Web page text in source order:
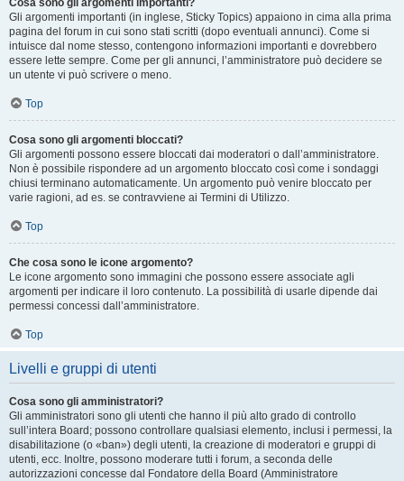
Cosa sono gli argomenti importanti?
Gli argomenti importanti (in inglese, Sticky Topics) appaiono in cima alla prima
pagina del forum in cui sono stati scritti (dopo eventuali annunci). Come si
intuisce dal nome stesso, contengono informazioni importanti e dovrebbero
essere lette sempre. Come per gli annunci, l’amministratore può decidere se
un utente vi può scrivere o meno.
Top
Cosa sono gli argomenti bloccati?
Gli argomenti possono essere bloccati dai moderatori o dall’amministratore.
Non è possibile rispondere ad un argomento bloccato così come i sondaggi
chiusi terminano automaticamente. Un argomento può venire bloccato per
varie ragioni, ad es. se contravviene ai Termini di Utilizzo.
Top
Che cosa sono le icone argomento?
Le icone argomento sono immagini che possono essere associate agli
argomenti per indicare il loro contenuto. La possibilità di usarle dipende dai
permessi concessi dall’amministratore.
Top
Livelli e gruppi di utenti
Cosa sono gli amministratori?
Gli amministratori sono gli utenti che hanno il più alto grado di controllo
sull’intera Board; possono controllare qualsiasi elemento, inclusi i permessi, la
disabilitazione (o «ban») degli utenti, la creazione di moderatori e gruppi di
utenti, ecc. Inoltre, possono moderare tutti i forum, a seconda delle
autorizzazioni concesse dal Fondatore della Board (Amministratore